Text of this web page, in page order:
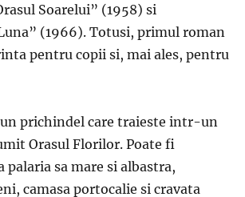
Soarelui” (1958) si
(1966). Totusi, primul roman
pentru copii si, mai ales, pentru
prichindel care traieste intr-un
Orasul Florilor. Poate fi
palaria sa mare si albastra,
camasa portocalie si cravata